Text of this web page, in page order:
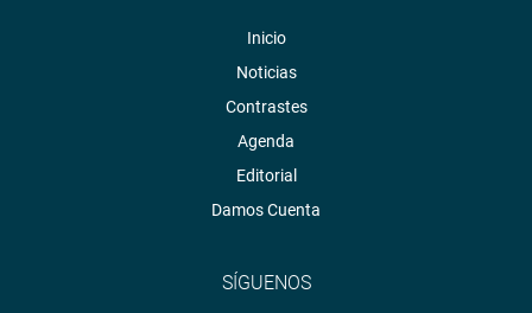
Inicio
Noticias
Contrastes
Agenda
Editorial
Damos Cuenta
SÍGUENOS